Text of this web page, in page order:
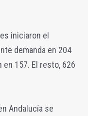
iniciaron el
demanda en 204
157. El resto, 626
Andalucía se